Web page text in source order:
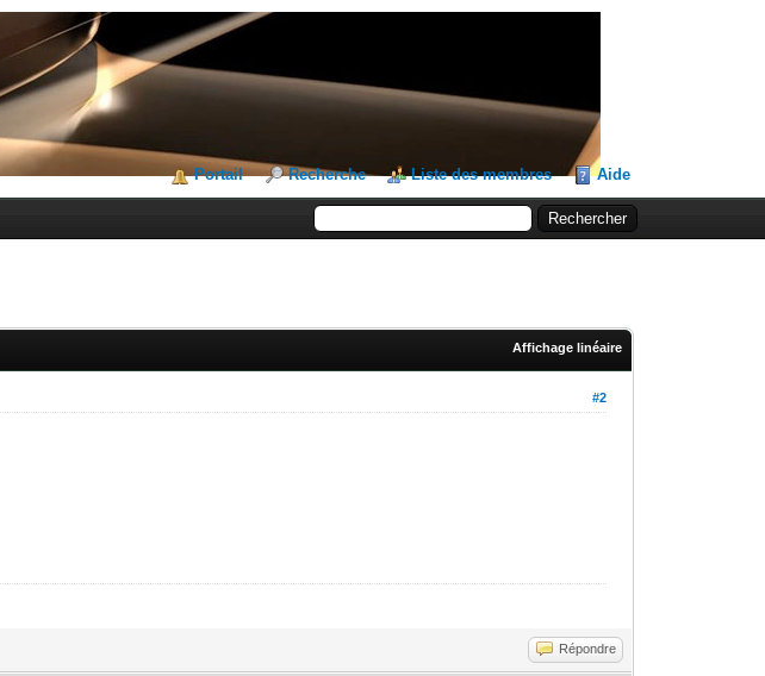
Portail Recherche Liste des membres Aide
Affichage linéaire
#2
Répondre